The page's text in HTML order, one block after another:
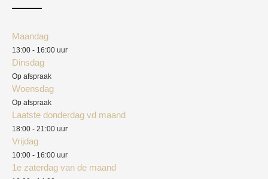
Maandag
13:00 - 16:00 uur
Dinsdag
Op afspraak
Woensdag
Op afspraak
Laatste donderdag vd maand
18:00 - 21:00 uur
Vrijdag
10:00 - 16:00 uur
1e zaterdag van de maand